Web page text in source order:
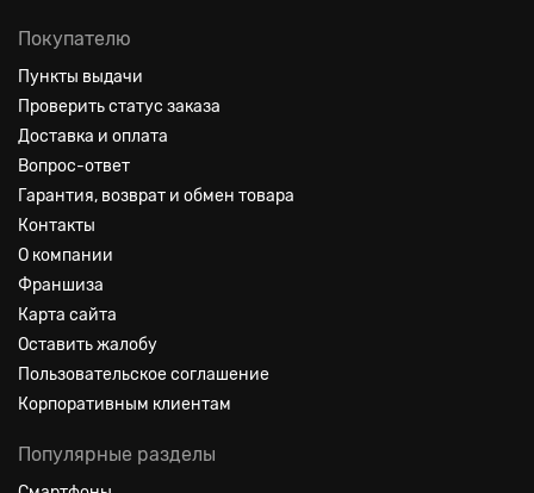
Покупателю
Пункты выдачи
Проверить статус заказа
Доставка и оплата
Вопрос-ответ
Гарантия, возврат и обмен товара
Контакты
О компании
Франшиза
Карта сайта
Оставить жалобу
Пользовательское соглашение
Корпоративным клиентам
Популярные разделы